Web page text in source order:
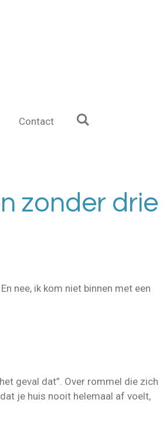
Contact
zonder drie
nee, ik kom niet binnen met een
geval dat”. Over rommel die zich
je huis nooit helemaal af voelt,